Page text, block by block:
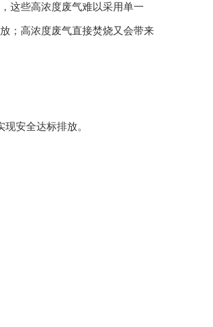
这些高浓度废气难以采用单一
；高浓度废气直接焚烧又会带来
安全达标排放。